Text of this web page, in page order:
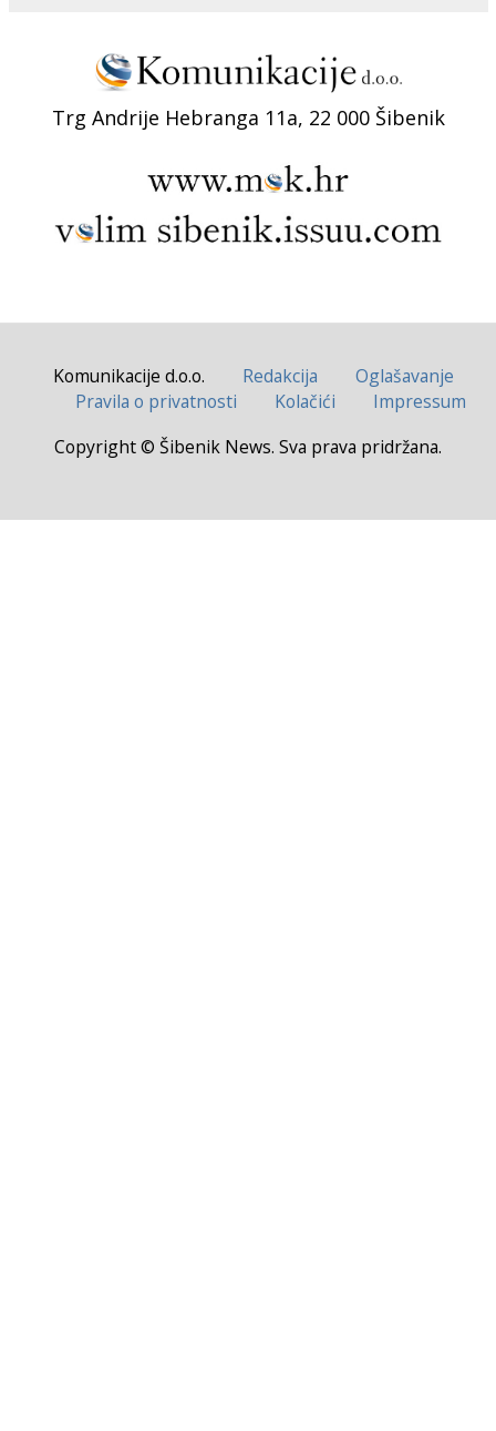
Trg Andrije Hebranga 11a, 22 000 Šibenik
Komunikacije d.o.o. Redakcija
Oglašavanje
Pravila o privatnosti
Kolačići
Impressum
Copyright © Šibenik News. Sva prava pridržana.